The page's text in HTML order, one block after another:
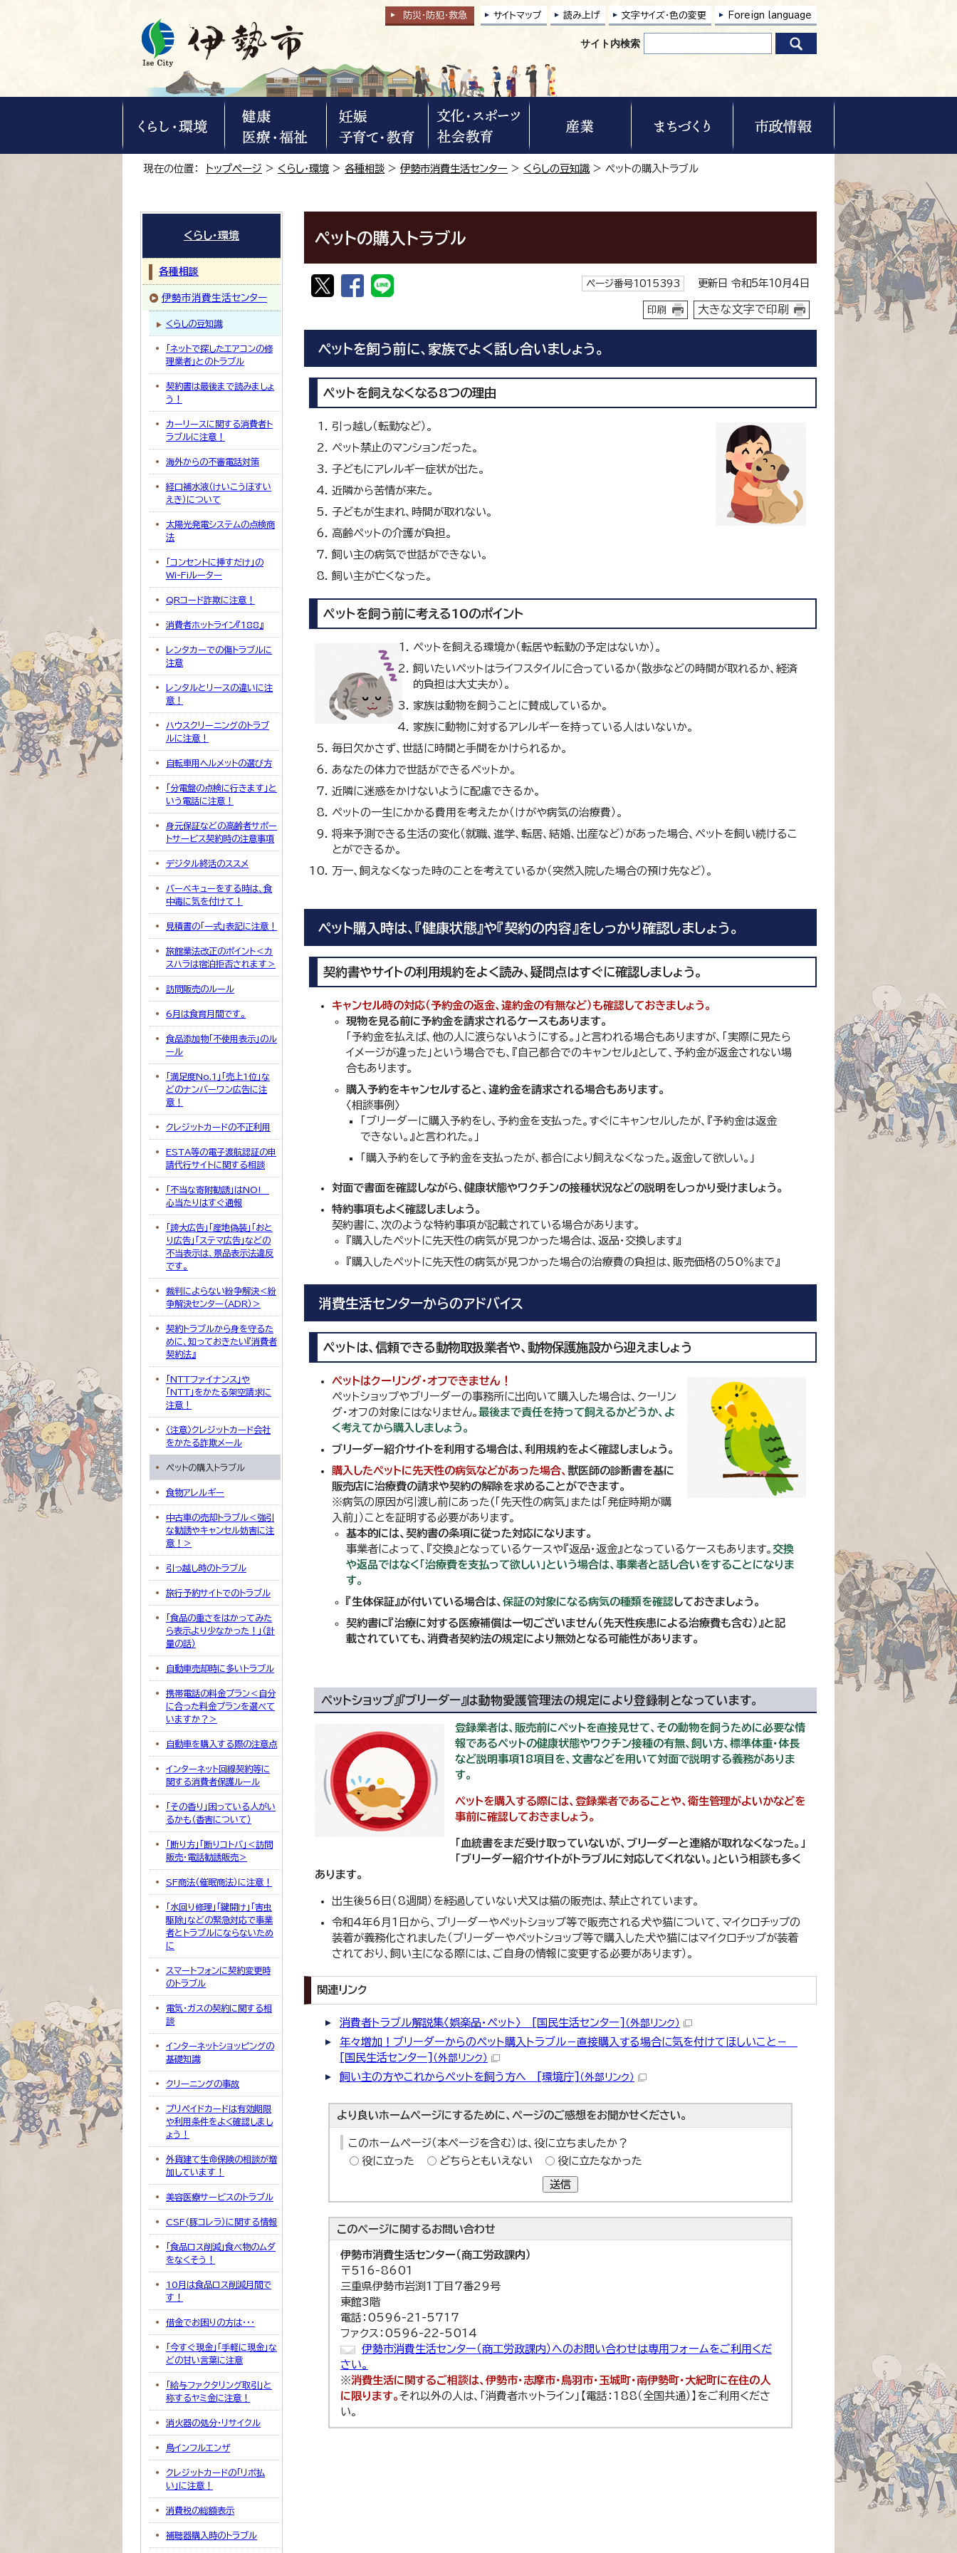
防災・防犯・救急 サイトマップ 読み上げ 文字サイズ・色の変更 Foreign language
サイト内検索
現在の位置： トップページ > くらし・環境 > 各種相談 > 伊勢市消費生活センター > くらしの豆知識 > ペットの購入トラブル
ペットの購入トラブル
ページ番号1015393 更新日 令和5年10月4日
印刷 大きな文字で印刷
ペットを飼う前に、家族でよく話し合いましょう。
ペットを飼えなくなる8つの理由
引っ越し（転勤など）。
ペット禁止のマンションだった。
子どもにアレルギー症状が出た。
近隣から苦情が来た。
子どもが生まれ、時間が取れない。
高齢ペットの介護が負担。
飼い主の病気で世話ができない。
飼い主が亡くなった。
ペットを飼う前に考える10のポイント
ペットを飼える環境か（転居や転勤の予定はないか）。
飼いたいペットはライフスタイルに合っているか（散歩などの時間が取れるか、経済
的負担は大丈夫か）。
家族は動物を飼うことに賛成しているか。
家族に動物に対するアレルギーを持っている人はいないか。
毎日欠かさず、世話に時間と手間をかけられるか。
あなたの体力で世話ができるペットか。
近隣に迷惑をかけないように配慮できるか。
ペットの一生にかかる費用を考えたか（けがや病気の治療費）。
将来予測できる生活の変化（就職、進学、転居、結婚、出産など）があった場合、ペットを飼い続けるこ
とができるか。
万一、飼えなくなった時のことを考えているか（突然入院した場合の預け先など）。
ペット購入時は、『健康状態』や『契約の内容』をしっかり確認しましょう。
契約書やサイトの利用規約をよく読み、疑問点はすぐに確認しましょう。
キャンセル時の対応（予約金の返金、違約金の有無など）も確認しておきましょう。
現物を見る前に予約金を請求されるケースもあります。
「予約金を払えば、他の人に渡らないようにする。」と言われる場合もありますが、「実際に見たら
イメージが違った」という場合でも、『自己都合でのキャンセル』として、予約金が返金されない場
合もあります。
購入予約をキャンセルすると、違約金を請求される場合もあります。
〈相談事例〉
「ブリーダーに購入予約をし、予約金を支払った。すぐにキャンセルしたが、『予約金は返金
できない。』と言われた。」
「購入予約をして予約金を支払ったが、都合により飼えなくなった。返金して欲しい。」
対面で書面を確認しながら、健康状態やワクチンの接種状況などの説明をしっかり受けましょう。
特約事項もよく確認しましょう。
契約書に、次のような特約事項が記載されている場合があります。
『購入したペットに先天性の病気が見つかった場合は、返品・交換します』
『購入したペットに先天性の病気が見つかった場合の治療費の負担は、販売価格の50％まで』
消費生活センターからのアドバイス
ペットは、信頼できる動物取扱業者や、動物保護施設から迎えましょう
ペットはクーリング・オフできません！
ペットショップやブリーダーの事務所に出向いて購入した場合は、クーリン
グ・オフの対象にはなりません。 最後まで責任を持って飼えるかどうか、よ
く考えてから購入しましょう。
ブリーダー紹介サイトを利用する場合は、利用規約をよく確認しましょう。
購入したペットに先天性の病気などがあった場合、 獣医師の診断書を基に
販売店に治療費の請求や契約の解除を求めることができます。
※病気の原因が引渡し前にあった(「先天性の病気」または「発症時期が購
入前」）ことを証明する必要があります。
基本的には、契約書の条項に従った対応になります。
事業者によって、『交換』となっているケースや『返品・返金』となっているケースもあります。 交換
や返品ではなく「治療費を支払って欲しい」という場合は、事業者と話し合いをすることになりま
す。
『生体保証』が付いている場合は、 保証の対象になる病気の種類を確認 しておきましょう。
契約書に『治療に対する医療補償は一切ございません（先天性疾患による治療費も含む）』と記
載されていても、消費者契約法の規定により無効となる可能性があります。
ペットショップ』『ブリーダー』は動物愛護管理法の規定により登録制となっています。
登録業者は、販売前にペットを直接見せて、その動物を飼うために必要な情
報であるペットの健康状態やワクチン接種の有無、飼い方、標準体重・体長
など説明事項18項目を、文書などを用いて対面で説明する義務がありま
す。
ペットを購入する際には、登録業者であることや、衛生管理がよいかなどを
事前に確認しておきましょう。
「血統書をまだ受け取っていないが、ブリーダーと連絡が取れなくなった。」
「ブリーダー紹介サイトがトラブルに対応してくれない。」という相談も多く
あります。
出生後56日（8週間）を経過していない犬又は猫の販売は、禁止されています。
令和4年6月1日から、ブリーダーやペットショップ等で販売される犬や猫について、マイクロチップの
装着が義務化されました（ブリーダーやペットショップ等で購入した犬や猫にはマイクロチップが装着
されており、飼い主になる際には、ご自身の情報に変更する必要があります）。
関連リンク
消費者トラブル解説集〈娯楽品・ペット〉 [国民生活センター] （外部リンク）
年々増加！ブリーダーからのペット購入トラブル－直接購入する場合に気を付けてほしいこと－
[国民生活センター]
（外部リンク）
飼い主の方やこれからペットを飼う方へ [環境庁] （外部リンク）
より良いホームページにするために、ページのご感想をお聞かせください。
このホームページ（本ページを含む）は、役に立ちましたか？
役に立った
どちらともいえない 役に立たなかった
送信
このページに関するお問い合わせ
伊勢市消費生活センター（商工労政課内）
〒516-8601
三重県伊勢市岩渕1丁目7番29号
東館3階
電話：0596-21-5717
ファクス：0596-22-5014
伊勢市消費生活センター（商工労政課内）へのお問い合わせは専用フォームをご利用くだ
さい。
※消費生活に関するご相談は、伊勢市・志摩市・鳥羽市・玉城町・南伊勢町・大紀町に在住の人
に限ります。 それ以外の人は、「消費者ホットライン」【電話：188（全国共通）】をご利用くださ
い。
くらし・環境
各種相談
伊勢市消費生活センター
くらしの豆知識
「ネットで探したエアコンの修
理業者」とのトラブル
契約書は最後まで読みましょ
う！
カーリースに関する消費者ト
ラブルに注意！
海外からの不審電話対策
経口補水液（けいこうほすい
えき）について
太陽光発電システムの点検商
法
「コンセントに挿すだけ」の
Wi-Fiルーター
QRコード詐欺に注意！
消費者ホットライン『188』
レンタカーでの傷トラブルに
注意
レンタルとリースの違いに注
意！
ハウスクリーニングのトラブ
ルに注意！
自転車用ヘルメットの選び方
「分電盤の点検に行きます」と
いう電話に注意！
身元保証などの高齢者サポー
トサービス契約時の注意事項
デジタル終活のススメ
バーベキューをする時は、食
中毒に気を付けて！
見積書の「一式」表記に注意！
旅館業法改正のポイント＜カ
スハラは宿泊拒否されます＞
訪問販売のルール
6月は食育月間です。
食品添加物「不使用表示」のル
ール
「満足度No.1」「売上1位」な
どのナンバーワン広告に注
意！
クレジットカードの不正利用
ESTA等の電子渡航認証の申
請代行サイトに関する相談
「不当な寄附勧誘」はNO!
心当たりはすぐ通報
「誇大広告」「産地偽装」「おと
り広告」「ステマ広告」などの
不当表示は、景品表示法違反
です。
裁判によらない紛争解決＜紛
争解決センター（ADR）＞
契約トラブルから身を守るた
めに、知っておきたい『消費者
契約法』
「NTTファイナンス」や
「NTT」をかたる架空請求に
注意！
〈注意〉クレジットカード会社
をかたる詐欺メール
ペットの購入トラブル
食物アレルギー
中古車の売却トラブル＜強引
な勧誘やキャンセル妨害に注
意！＞
引っ越し時のトラブル
旅行予約サイトでのトラブル
「食品の重さをはかってみた
ら表示より少なかった！」（計
量の話）
自動車売却時に多いトラブル
携帯電話の料金プラン＜自分
に合った料金プランを選べて
いますか？＞
自動車を購入する際の注意点
インターネット回線契約等に
関する消費者保護ルール
「その香り」困っている人がい
るかも（香害について）
「断り方」「断りコトバ」＜訪問
販売・電話勧誘販売＞
SF商法（催眠商法）に注意！
「水回り修理」「鍵開け」「害虫
駆除」などの緊急対応で事業
者とトラブルにならないため
に
スマートフォンに契約変更時
のトラブル
電気・ガスの契約に関する相
談
インターネットショッピングの
基礎知識
クリーニングの事故
プリペイドカードは有効期限
や利用条件をよく確認しまし
ょう！
外貨建て生命保険の相談が増
加しています！
美容医療サービスのトラブル
CSF(豚コレラ）に関する情報
「食品ロス削減」食べ物のムダ
をなくそう！
10月は食品ロス削減月間で
す！
借金でお困りの方は・・・
「今すぐ現金」「手軽に現金」な
どの甘い言葉に注意
「給与ファクタリング取引」と
称するヤミ金に注意！
消火器の処分・リサイクル
鳥インフルエンザ
クレジットカードの「リボ払
い」に注意！
消費税の総額表示
補聴器購入時のトラブル